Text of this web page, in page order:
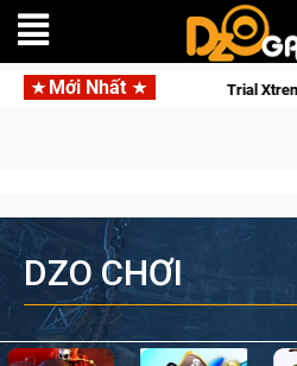
Mới Nhất
liệt Trial Xtreme
DZO CHƠI